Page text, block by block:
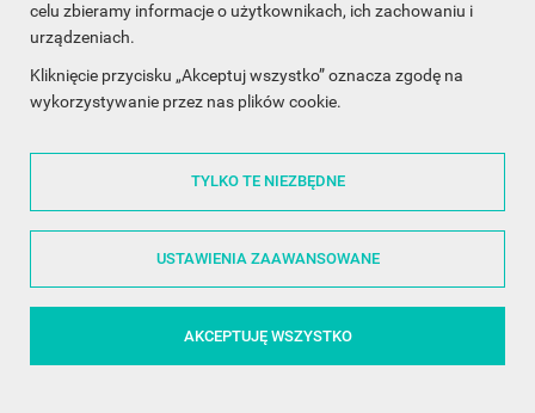
celu zbieramy informacje o użytkownikach, ich zachowaniu i
urządzeniach.
Kliknięcie przycisku „Akceptuj wszystko” oznacza zgodę na
wykorzystywanie przez nas plików cookie.
TYLKO TE NIEZBĘDNE
USTAWIENIA ZAAWANSOWANE
AKCEPTUJĘ WSZYSTKO
OBSŁUGA KLIENTA
WSPÓŁPRACA
ŚLEDŹ NAS NA FACEBOOKU
Made with❤in Poland